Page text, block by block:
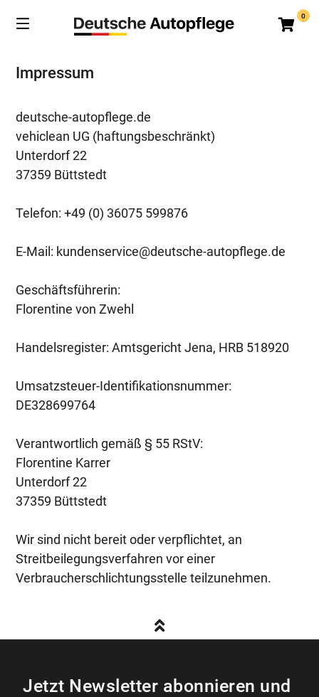
zum
0
Impressum
deutsche-autopflege.de
vehiclean UG (haftungsbeschränkt)
Unterdorf 22
37359 Büttstedt
Telefon: +49 (0) 36075 599876
E-Mail: kundenservice@deutsche-autopflege.de
Geschäftsführerin:
Florentine von Zwehl
Handelsregister: Amtsgericht Jena, HRB 518920
Umsatzsteuer-Identifikationsnummer:
DE328699764
Verantwortlich gemäß § 55 RStV:
Florentine Karrer
Unterdorf 22
37359 Büttstedt
Wir sind nicht bereit oder verpflichtet, an
Streitbeilegungsverfahren vor einer
Verbraucherschlichtungsstelle teilzunehmen.
Jetzt Newsletter abonnieren und